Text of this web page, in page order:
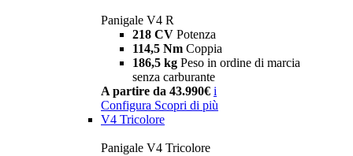
Panigale V4 R
218 CV Potenza
114,5 Nm Coppia
186,5 kg Peso in ordine di marcia
senza carburante
A partire da 43.990€ i
Configura Scopri di più
V4 Tricolore
Panigale V4 Tricolore